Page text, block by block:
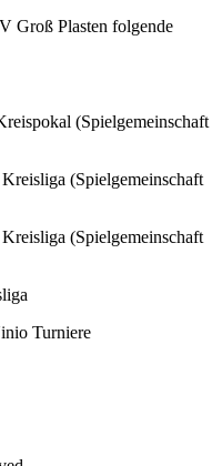
Groß Plasten folgende
(Spielgemeinschaft
(Spielgemeinschaft
(Spielgemeinschaft
Turniere